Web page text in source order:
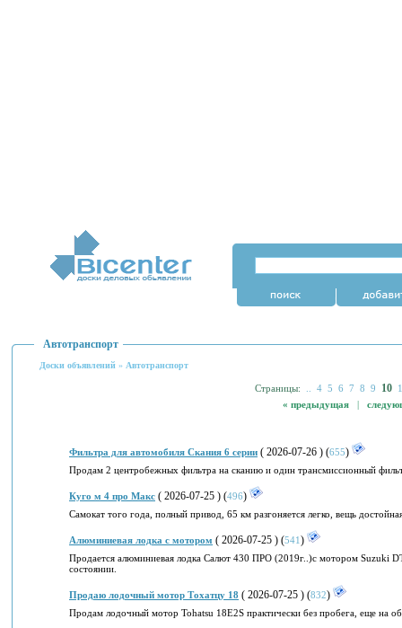
Автотранспорт
Доски объявлений » Автотранспорт
Страницы: 4 5 6 7 8 9 10
« предыдущая |
Фильтра для автомобиля Скания 6 серии ( 2026-07-26 ) (655)
Продам 2 центробежных фильтра на сканию и один трансмиссионный
Куго м 4 про Макс ( 2026-07-25 ) (496)
Самокат того года, полный привод, 65 км разгоняется легко, вещь
Алюминиевая лодка с мотором ( 2026-07-25 ) (541)
Продается алюминиевая лодка Салют 430 ПРО (2019г..)с мотором Suzuki
состоянии.
Продаю лодочный мотор Тохатцу 18 ( 2026-07-25 ) (832)
Продам лодочный мотор Tohatsu 18E2S практически без пробега, еще на